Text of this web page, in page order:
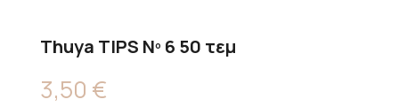
Thuya TIPS Nº 6 50 τεμ
3,50 €